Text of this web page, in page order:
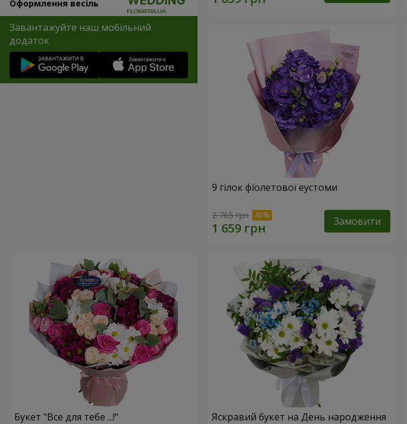
Оформлення весіль
Завантажуйте наш мобільний
додаток
9 гілок фіолетової еустоми
2 765 грн Замовити
Букет "Все для тебе ...!" Яскравий букет на День народження